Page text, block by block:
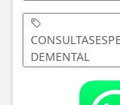
DEMENTAL